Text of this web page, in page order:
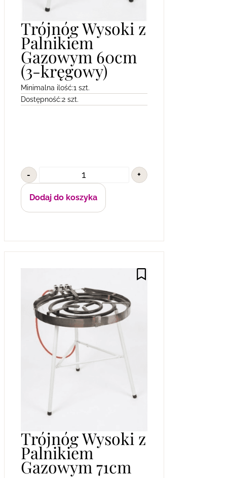
Trójnóg Wysoki z
Palnikiem
Gazowym 60cm
(3-kręgowy)
Minimalna ilość:1 szt.
Dostępność:2 szt.
- +
Dodaj do koszyka
Trójnóg Wysoki z
Palnikiem
Gazowym 71cm